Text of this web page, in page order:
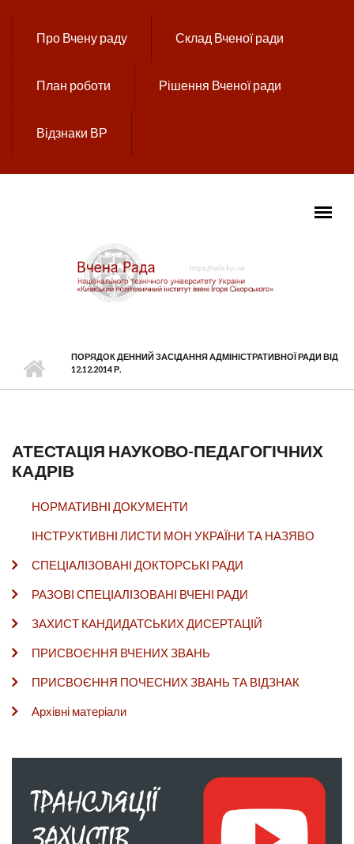
Про Вчену раду Склад Вченої ради
План роботи Рішення Вченої ради
Відзнаки ВР
ПОРЯДОК ДЕННИЙ ЗАСІДАННЯ АДМІНІСТРАТИВНОЇ РАДИ ВІД
12.12.2014 Р.
АТЕСТАЦІЯ НАУКОВО-ПЕДАГОГІЧНИХ
КАДРІВ
НОРМАТИВНІ ДОКУМЕНТИ
ІНСТРУКТИВНІ ЛИСТИ МОН УКРАЇНИ ТА НАЗЯВО
СПЕЦІАЛІЗОВАНІ ДОКТОРСЬКІ РАДИ
РАЗОВІ СПЕЦІАЛІЗОВАНІ ВЧЕНІ РАДИ
ЗАХИСТ КАНДИДАТСЬКИХ ДИСЕРТАЦІЙ
ПРИСВОЄННЯ ВЧЕНИХ ЗВАНЬ
ПРИСВОЄННЯ ПОЧЕСНИХ ЗВАНЬ ТА ВІДЗНАК
Архівні матеріали